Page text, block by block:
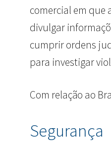
comercial em que
divulgar
cumprir ordens
para investigar
Com relação ao
Segurança